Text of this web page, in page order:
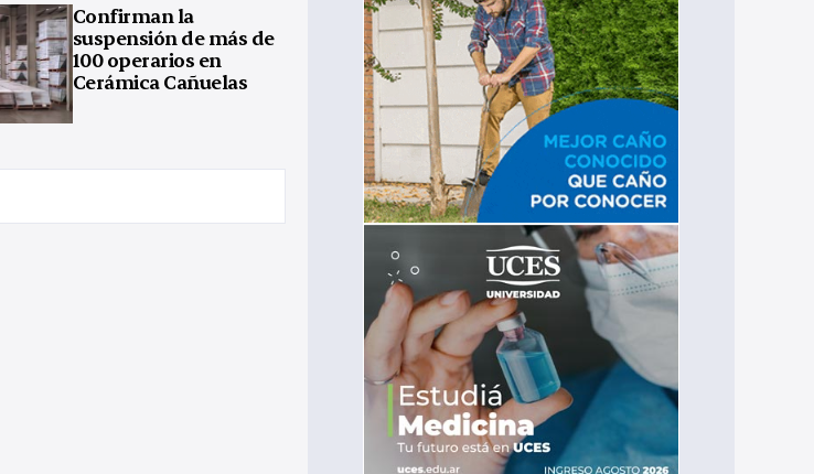
Confirman la
suspensión de más de
100 operarios en
Cerámica Cañuelas